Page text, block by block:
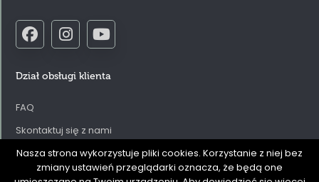
Nasza strona wykorzystuje pliki cookies. Korzystanie z niej bez
zmiany ustawień przeglądarki oznacza, że będą one
Dział obsługi klienta
FAQ
Skontaktuj się z nami
Regulamin serwisu internetowego
Polityka prywatności